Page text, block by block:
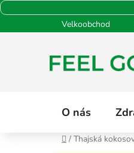
na
Velkoobchod
O nás
Domů
/ Thajská